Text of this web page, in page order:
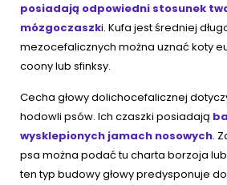
posiadają odpowiedni stosunek
mózgoczaszki. Kufa jest średniej
mezocefalicznych można uznać koty
coony lub sfinksy.
Cecha głowy dolichocefalicznej
hodowli psów. Ich czaszki posiadają
wysklepionych jamach nosowych.
psa można podać tu charta borzoja
ten typ budowy głowy predysponuje